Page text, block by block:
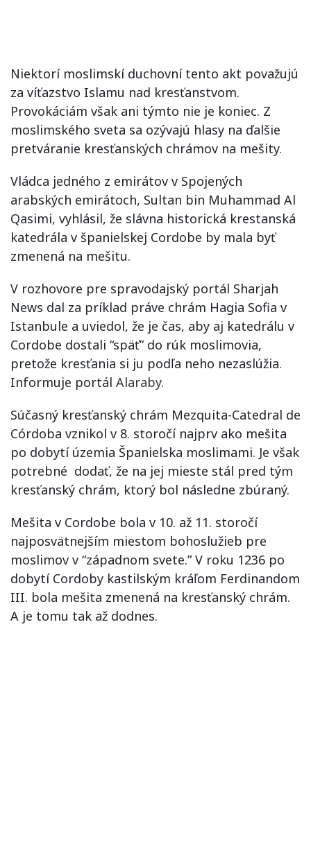
Niektorí moslimskí duchovní tento akt považujú
za víťazstvo Islamu nad kresťanstvom.
Provokáciám však ani týmto nie je koniec. Z
moslimského sveta sa ozývajú hlasy na ďalšie
pretváranie kresťanských chrámov na mešity.
Vládca jedného z emirátov v Spojených
arabských emirátoch, Sultan bin Muhammad Al
Qasimi, vyhlásil, že slávna historická krestanská
katedrála v španielskej Cordobe by mala byť
zmenená na mešitu.
V rozhovore pre spravodajský portál Sharjah
News dal za príklad práve chrám Hagia Sofia v
Istanbule a uviedol, že je čas, aby aj katedrálu v
Cordobe dostali “späť” do rúk moslimovia,
pretože kresťania si ju podľa neho nezaslúžia.
Informuje portál Alaraby.
Súčasný kresťanský chrám Mezquita-Catedral de
Córdoba vznikol v 8. storočí najprv ako mešita
po dobytí územia Španielska moslimami. Je však
potrebné dodať, že na jej mieste stál pred tým
kresťanský chrám, ktorý bol následne zbúraný.
Mešita v Cordobe bola v 10. až 11. storočí
najposvätnejším miestom bohoslužieb pre
moslimov v “západnom svete.” V roku 1236 po
dobytí Cordoby kastilským kráľom Ferdinandom
III. bola mešita zmenená na kresťanský chrám.
A je tomu tak až dodnes.